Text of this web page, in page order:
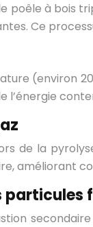
poêle à bois
Ce
(environ
de la
améliorant
particules